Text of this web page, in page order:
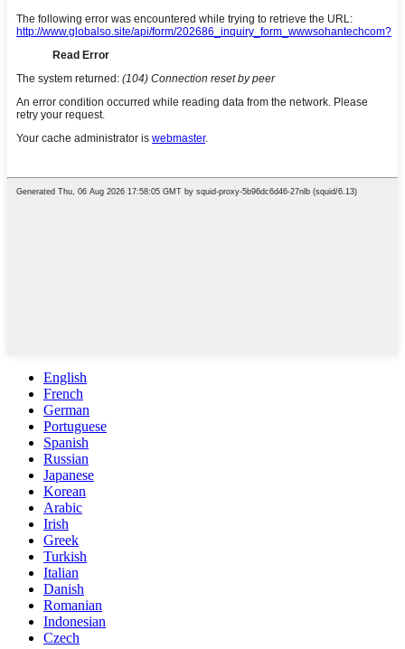
English
French
German
Portuguese
Spanish
Russian
Japanese
Korean
Arabic
Irish
Greek
Turkish
Italian
Danish
Romanian
Indonesian
Czech